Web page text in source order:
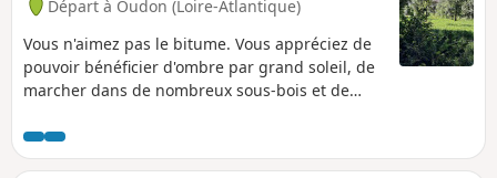
Départ à Oudon (Loire-Atlantique)
Vous n'aimez pas le bitume. Vous appréciez de
pouvoir bénéficier d'ombre par grand soleil, de
marcher dans de nombreux sous-bois et de
et descentes ne vous font par peur. Alors cette
très belle randonnée, le long de la Vallée du